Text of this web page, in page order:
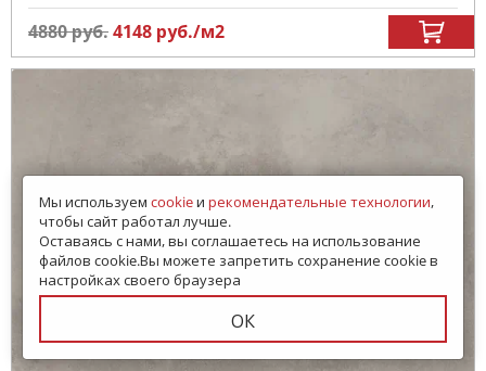
4880руб.4148 руб./м2
Мы используем cookieи рекомендательные технологии,
чтобы сайт работал лучше.
Оставаясь с нами, вы соглашаетесь на использование
файлов cookie.Вы можете запретить сохранение cookie в
настройках своего браузера
ОК